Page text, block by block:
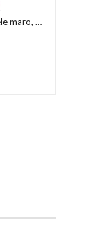
Geantă cosmetică din piele maro, mărime mică, Tuscany Leather,...